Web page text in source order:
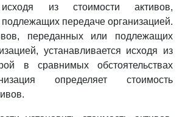
исходя из стоимости активов,
передаче организацией.
переданных или подлежащих
устанавливается исходя из
в сравнимых обстоятельствах
определяет стоимость